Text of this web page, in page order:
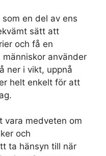
en del av ens
sätt att
och få en
använder
ner i vikt, uppnå
helt enkelt för att
vara medveten om
och
ta hänsyn till när